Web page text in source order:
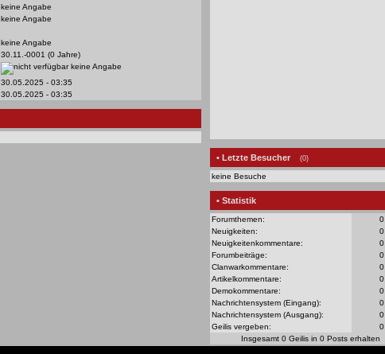
keine Angabe
keine Angabe
keine Angabe
30.11.-0001 (0 Jahre)
keine Angabe
30.05.2025 - 03:35
30.05.2025 - 03:35
• Letzte Besucher (0)
keine Besuche
• Statistik
Forumthemen:
0
Neuigkeiten:
0
Neuigkeitenkommentare:
0
Forumbeiträge:
0
Clanwarkommentare:
0
Artikelkommentare:
0
Demokommentare:
0
Nachrichtensystem (Eingang):
0
Nachrichtensystem (Ausgang):
0
Geilis vergeben:
0
Insgesamt 0 Geilis in 0 Posts erhalten